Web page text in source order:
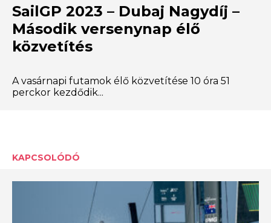
SailGP 2023 – Dubaj Nagydíj –
Második versenynap élő
közvetítés
A vasárnapi futamok élő közvetítése 10 óra 51
perckor kezdődik...
KAPCSOLÓDÓ